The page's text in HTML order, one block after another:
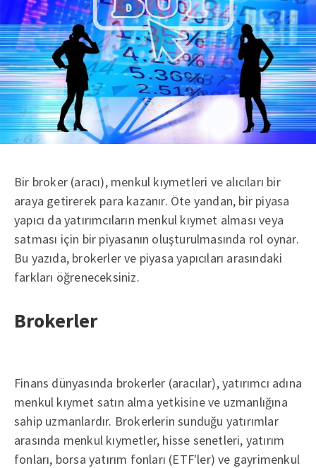
Bir broker (aracı), menkul kıymetleri ve alıcıları bir
araya getirerek para kazanır. Öte yandan, bir piyasa
yapıcı da yatırımcıların menkul kıymet alması veya
satması için bir piyasanın oluşturulmasında rol oynar.
Bu yazıda, brokerler ve piyasa yapıcıları arasındaki
farkları öğreneceksiniz.
Brokerler
Finans dünyasında brokerler (aracılar), yatırımcı adına
menkul kıymet satın alma yetkisine ve uzmanlığına
sahip uzmanlardır. Brokerlerin sunduğu yatırımlar
arasında menkul kıymetler, hisse senetleri, yatırım
fonları, borsa yatırım fonları (ETF'ler) ve gayrimenkul